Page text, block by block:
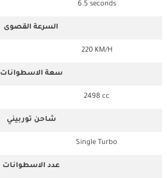
6.5 seconds
السرعة القصوى
220 KM/H
سعة الاسطوانات
2498 cc
شاحن توربيني
Single Turbo
عدد الاسطوانات